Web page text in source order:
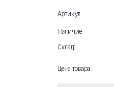
Артикул
Наличие
Склад:
Цена товара: